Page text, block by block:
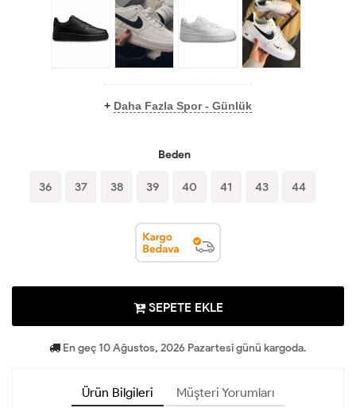
+ Daha Fazla Spor - Günlük
Beden
36 37 38 39 40 41 43 44
SEPETE EKLE
En geç 10 Ağustos, 2026 Pazartesi günü kargoda.
Ürün Bilgileri Müşteri Yorumları